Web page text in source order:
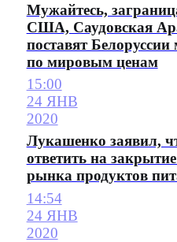
Мужайтесь,
США, Саудовская
поставят
по мировым ценам
15:00
24 ЯНВ
2020
Лукашенко заявил,
ответить на
рынка продуктов
14:54
24 ЯНВ
2020